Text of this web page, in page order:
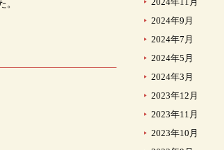
。
2024年9月
2024年7月
2024年5月
2024年3月
2023年12月
2023年11月
2023年10月